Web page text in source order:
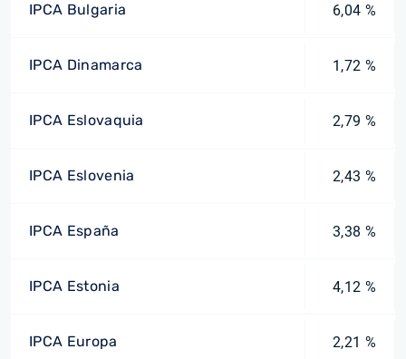
IPCA Bulgaria 6,04 %
IPCA Dinamarca 1,72 %
IPCA Eslovaquia 2,79 %
IPCA Eslovenia 2,43 %
IPCA España 3,38 %
IPCA Estonia 4,12 %
IPCA Europa 2,21 %